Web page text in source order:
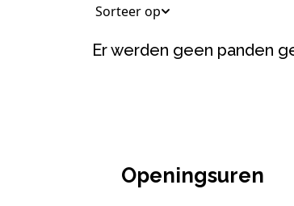
Sorteer op
Er werden geen panden
Openingsuren